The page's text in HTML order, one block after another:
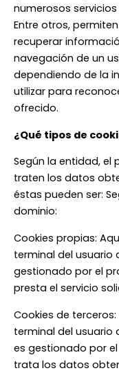
numerosos
Entre otros,
recuperar
navegación de un
dependiendo de la
utilizar para
ofrecido.
¿Qué tipos de
Según la entidad, el
traten los datos
éstas pueden ser:
dominio:
Cookies propias:
terminal del usuario
gestionado por el
presta el servicio
Cookies de
terminal del usuario
es gestionado por
trata los datos